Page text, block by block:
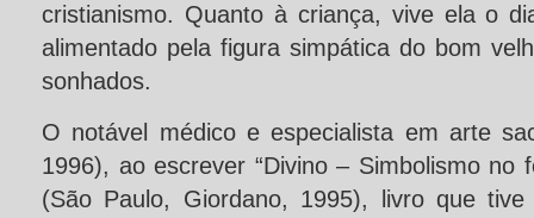
cristianismo. Quanto à criança, vive ela o
alimentado pela figura simpática do bom
sonhados.
O notável médico e especialista em arte
1996), ao escrever “Divino – Simbolismo no
(São Paulo, Giordano, 1995), livro que